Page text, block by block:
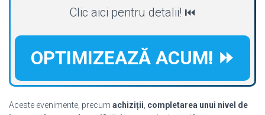
Clic aici pentru detalii! ⏮️
OPTIMIZEAZĂ ACUM! ⏩
Aceste evenimente, precum achiziții completarea unui nivel de